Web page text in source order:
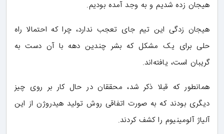
هیجان زده شدیم و به وجد آمده بودیم.
هیجان زدگی این تیم جای تعجب ندارد، چرا که احتمالا راه
حلی برای یک مشکل که بشر چندین دهه با آن دست به
گریبان است، یافته‌اند.
همانطور که قبلا ذکر شد، محققان در حال کار بر روی چیز
دیگری بودند که به صورت اتفاقی روش تولید هیدروژن از این
آلیاژ آلومینیوم را کشف کردند.